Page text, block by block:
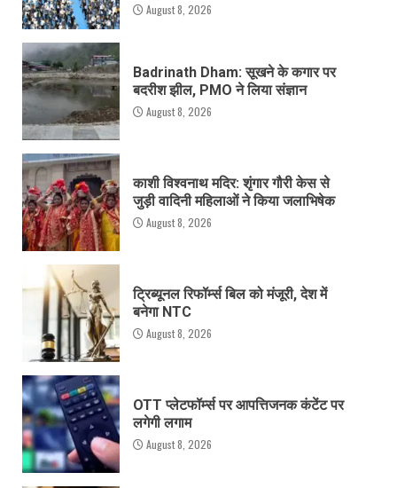
August 8, 2026
Badrinath Dham: सूखने के कगार पर
बदरीश झील, PMO ने लिया संज्ञान
August 8, 2026
काशी विश्वनाथ मदिर: शृंगार गौरी केस से
जुड़ी वादिनी महिलाओं ने किया जलाभिषेक
August 8, 2026
ट्रिब्यूनल रिफॉर्म्स बिल को मंजूरी, देश में
बनेगा NTC
August 8, 2026
OTT प्लेटफॉर्म्स पर आपत्तिजनक कंटेंट पर
लगेगी लगाम
August 8, 2026